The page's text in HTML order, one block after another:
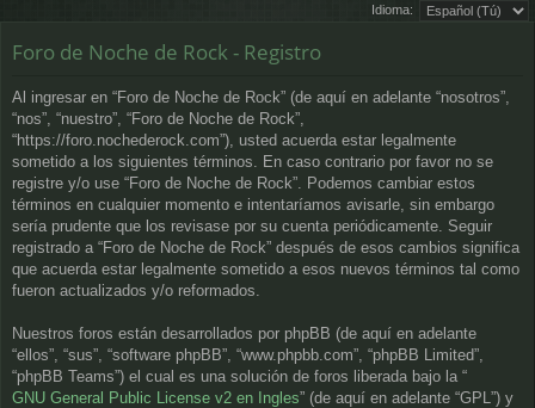
rá
pi
d
os
ifi
rs
ra
Idioma:
Foro de Noche de Rock - Registro
Al ingresar en “Foro de Noche de Rock” (de aquí en adelante “nosotros”,
“nos”, “nuestro”, “Foro de Noche de Rock”,
“https://foro.nochederock.com”), usted acuerda estar legalmente
sometido a los siguientes términos. En caso contrario por favor no se
registre y/o use “Foro de Noche de Rock”. Podemos cambiar estos
términos en cualquier momento e intentaríamos avisarle, sin embargo
sería prudente que los revisase por su cuenta periódicamente. Seguir
registrado a “Foro de Noche de Rock” después de esos cambios significa
que acuerda estar legalmente sometido a esos nuevos términos tal como
fueron actualizados y/o reformados.
Nuestros foros están desarrollados por phpBB (de aquí en adelante
“ellos”, “sus”, “software phpBB”, “www.phpbb.com”, “phpBB Limited”,
“phpBB Teams”) el cual es una solución de foros liberada bajo la “
GNU General Public License v2 en Ingles” (de aquí en adelante “GPL”) y